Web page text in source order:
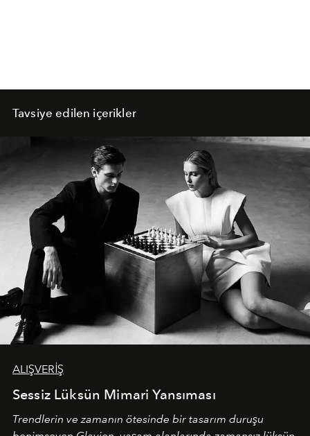
Tavsiye edilen içerikler
ALIŞVERİŞ
Sessiz Lüksün Mimari Yansıması
Trendlerin ve zamanın ötesinde bir tasarım duruşu